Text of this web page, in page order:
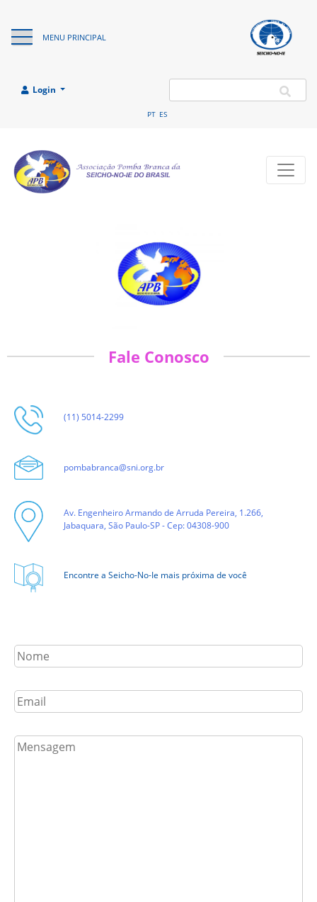
MENU PRINCIPAL
SEICHO-NO-IE
DO BRASIL
da
Organização
religiosa
DO BRASIL
Login
PT ES
Fale Conosco
(11) 5014-2299
pombabranca@sni.org.br
Av. Engenheiro Armando de Arruda Pereira, 1.266,
Jabaquara, São Paulo-SP - Cep: 04308-900
Encontre a Seicho-No-Ie mais próxima de você